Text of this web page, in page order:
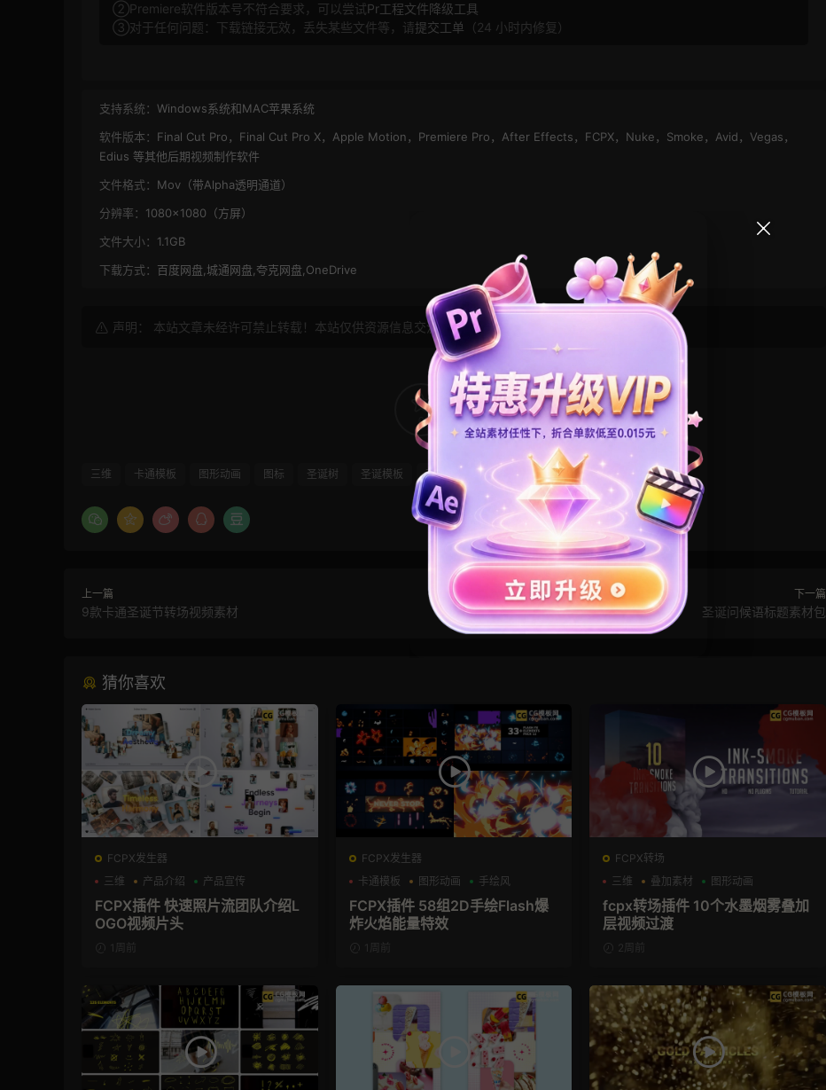
②Premiere软件版本号不符合要求，可以尝试Pr工程文件降级工具
③对于任何问题：下载链接无效，丢失某些文件等，请提交工单 （24 小时内修复）
支持系统： Windows系统和MAC苹果系统
软件版本： Final Cut Pro，Final Cut Pro X，Apple Motion，Premiere Pro，After Effects，FCPX，Nuke，Smoke，Avid，Vegas，
Edius 等其他后期视频制作软件
文件格式： Mov（带Alpha透明通道）
分辨率： 1080×1080（方屏）
文件大小： 1.1GB
下载方式： 百度网盘,城通网盘,夸克网盘,OneDrive
声明： 本站文章未经许可禁止转载！本站仅供资源信息交流学习， 版权说明
0 0
三维 卡通模板 图形动画 图标 圣诞树 圣诞模板 节日活动
上一篇
9款卡通圣诞节转场视频素材
下一篇
圣诞问候语标题素材包
猜你喜欢
FCPX发生器
三维
产品介绍 产品宣传
FCPX插件 快速照片流团队介绍L
OGO视频片头
1周前
FCPX发生器
卡通模板
图形动画 手绘风
FCPX插件 58组2D手绘Flash爆
炸火焰能量特效
1周前
FCPX转场
三维
叠加素材 图形动画
fcpx转场插件 10个水墨烟雾叠加
层视频过渡
2周前